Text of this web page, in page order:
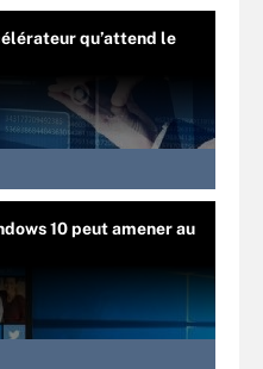
qu’attend le
10 peut amener au